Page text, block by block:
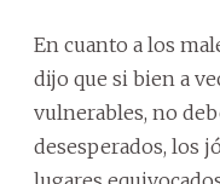
En cuanto a los
dijo que si bien a
vulnerables, no
desesperados, los